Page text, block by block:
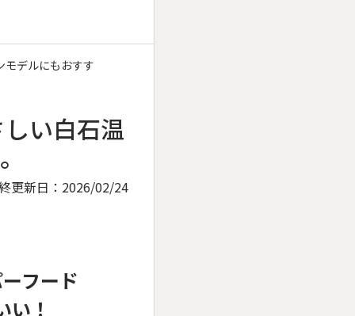
モデルにもおすす
い白石温
更新日： 2026/02/24
フード
！